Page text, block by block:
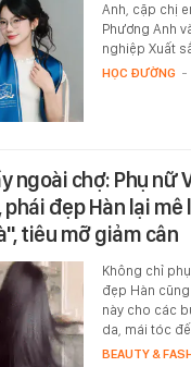
Anh, cặp chị
Phương Anh
nghiệp Xuất
HỌC ĐƯỜNG -
ngoài chợ: Phụ nữ
đẹp Hàn lại mê
tiêu mỡ giảm cân
Không chỉ
đẹp Hàn
này cho các
da, mái tóc
BEAUTY &